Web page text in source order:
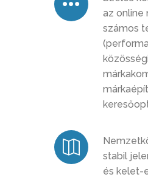
az online
számos
stabil
és kelet-